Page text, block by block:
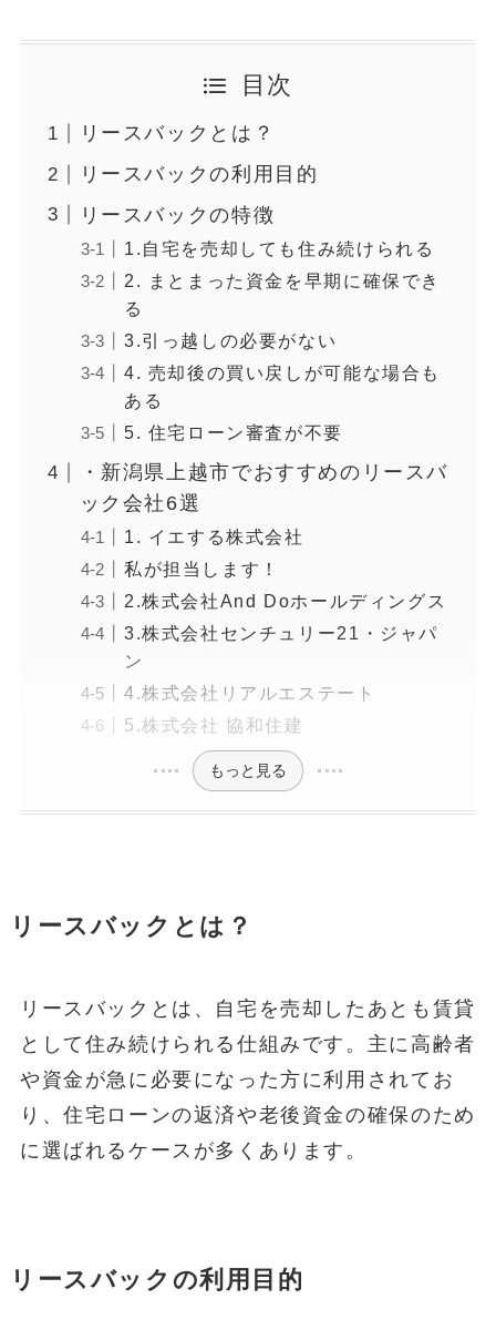
目次
リースバックとは？
リースバックの利用目的
リースバックの特徴
1.自宅を売却しても住み続けられる
2. まとまった資金を早期に確保でき
る
3.引っ越しの必要がない
4. 売却後の買い戻しが可能な場合も
ある
5. 住宅ローン審査が不要
・新潟県上越市でおすすめのリースバ
ック会社6選
1. イエする株式会社
私が担当します！
2.株式会社And Doホールディングス
3.株式会社センチュリー21・ジャパ
ン
4.株式会社リアルエステート
5.株式会社 協和住建
もっと見る
リースバックとは？
リースバックとは、自宅を売却したあとも賃貸
として住み続けられる仕組みです。主に高齢者
や資金が急に必要になった方に利用されてお
り、住宅ローンの返済や老後資金の確保のため
に選ばれるケースが多くあります。
リースバックの利用目的